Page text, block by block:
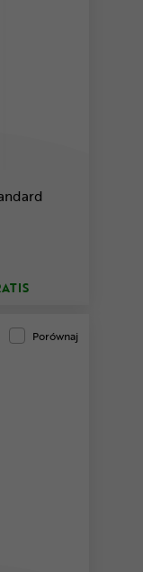
Porównaj